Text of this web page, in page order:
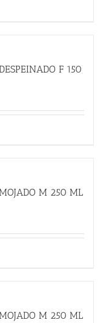
F 150
M 250 ML
M 250 ML